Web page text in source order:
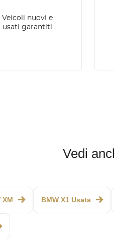
Veicoli nuovi e
usati garantiti
Vedi
XM BMW X1 Usata